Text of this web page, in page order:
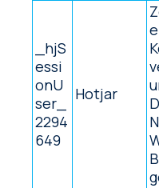
_hjS
essi
onU
ser_
2294
649
Hotjar